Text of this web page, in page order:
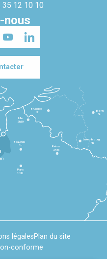
35 12 10 10
nous
Paris
1h30
Beauvais
1h
Reims
2h45
Lille
2h30
Bruxelles
3h
Bonn
5h
Luxembourg
4h
légalesPlan du site
conforme